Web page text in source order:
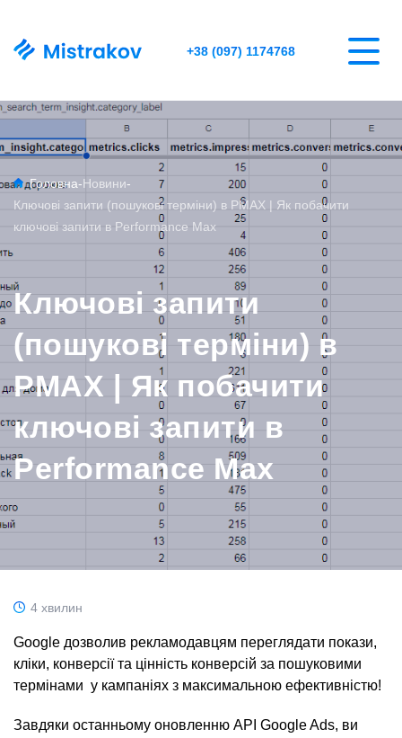
+38 (097) 1174768
Головна-Новини-
Ключові запити (пошукові терміни) в PMAX | Як побачити
ключові запити в Performance Max
Ключові запити
(пошукові терміни) в
PMAX | Як побачити
ключові запити в
Performance Max
4 хвилин
Google дозволив рекламодавцям переглядати покази,
кліки, конверсії та цінність конверсій за пошуковими
термінами у кампаніях з максимальною ефективністю!
Завдяки останньому оновленню API Google Ads, ви